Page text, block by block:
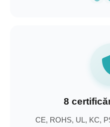
8
CE, ROHS, UL, KC,